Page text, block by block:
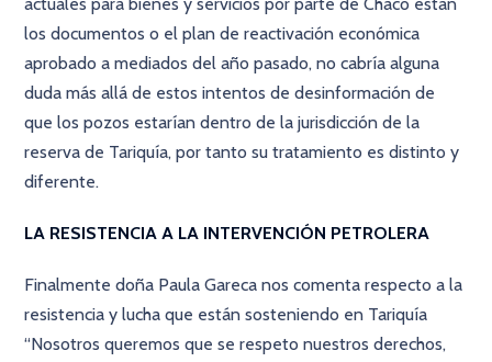
los documentos o el plan de reactivación económica
aprobado a mediados del año pasado, no cabría alguna
duda más allá de estos intentos de desinformación de
que los pozos estarían dentro de la jurisdicción de la
reserva de Tariquía, por tanto su tratamiento es distinto y
diferente.
LA RESISTENCIA A LA INTERVENCIÓN PETROLERA
Finalmente doña Paula Gareca nos comenta respecto a la
resistencia y lucha que están sosteniendo en Tariquía
“Nosotros queremos que se respeto nuestros derechos,